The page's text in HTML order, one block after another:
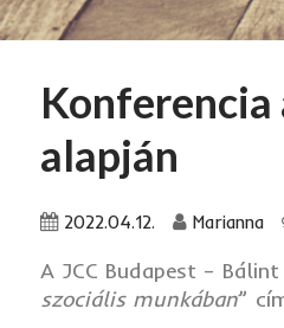
Konferencia
alapján
2022.04.12. Marianna
A JCC Budapest –
szociális munkában”